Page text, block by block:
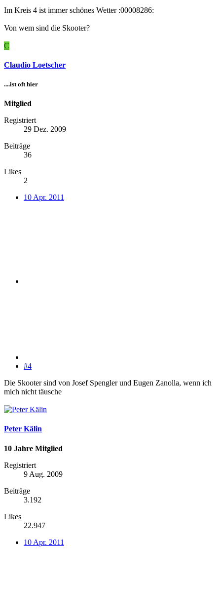
Im Kreis 4 ist immer schönes Wetter :00008286:
Von wem sind die Skooter?
C
Claudio Loetscher
....ist oft hier
Mitglied
Registriert
29 Dez. 2009
Beiträge
36
Likes
2
10 Apr. 2011
#4
Die Skooter sind von Josef Spengler und Eugen Zanolla, wenn ich
mich nicht täusche
Peter Kälin
10 Jahre Mitglied
Registriert
9 Aug. 2009
Beiträge
3.192
Likes
22.947
10 Apr. 2011